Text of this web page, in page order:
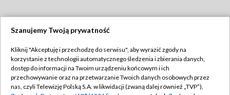
TVP
Abonament TVP
Regulamin TVP
Szanujemy Twoją prywatność
Kliknij "Akceptuję i przechodzę do serwisu", aby wyrazić zgody na
korzystanie z technologii automatycznego śledzenia i zbierania danych,
dostęp do informacji na Twoim urządzeniu końcowym i ich
przechowywanie oraz na przetwarzanie Twoich danych osobowych przez
nas, czyli Telewizję Polską S.A. w likwidacji (zwaną dalej również „TVP”),